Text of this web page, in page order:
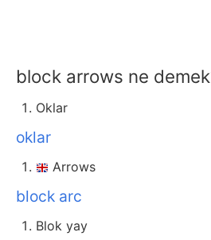
block arrows ne
Oklar
oklar
Arrows
block arc
Blok yay